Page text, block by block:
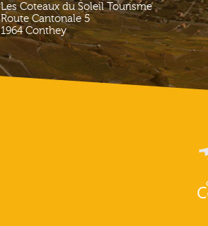
Les Coteaux du Soleil Tourisme
Route Cantonale 5
1964 Conthey